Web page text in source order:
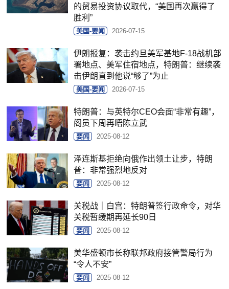
的贸易投资协议取代，“美国再次赢得了
胜利”
美国-要闻 2026-07-15
伊朗报复：袭击约旦美军基地F-18战机部
署地点、美军住宿地点，特朗普：继续袭
击伊朗直到他说“够了”为止
美国-要闻 2026-07-15
特朗普：与英特尔CEO会面“非常有趣”，
阁员下周再晤陈立武
要闻 2025-08-12
泽连斯基拒绝向俄作出领土让步，特朗
普：非常强烈地反对
要闻 2025-08-12
关税战｜白宫：特朗普签行政命令，对华
关税暂缓期再延长90日
要闻 2025-08-12
美华盛顿市长称联邦政府接管警局行为
“令人不安”
要闻 2025-08-12